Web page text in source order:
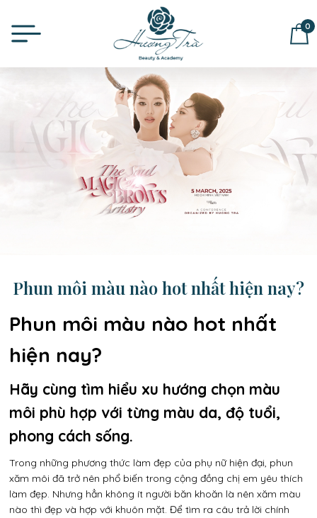
0
Phun môi màu nào hot nhất hiện nay?
Phun môi màu nào hot nhất
hiện nay?
Hãy cùng tìm hiểu xu hướng chọn màu
môi phù hợp với từng màu da, độ tuổi,
phong cách sống.
Trong những phương thức làm đẹp của phụ nữ hiện đại, phun
xăm môi đã trở nên phổ biến trong cộng đồng chị em yêu thích
làm đẹp. Nhưng hẳn không ít người băn khoăn là nên xăm màu
nào thì đẹp và hợp với khuôn mặt. Để tìm ra câu trả lời chính
ĐỂ LẠI THÔNG TIN MUA HÀNG,
CHÚNG TÔI SẼ LIÊN HỆ LẠI NGAY